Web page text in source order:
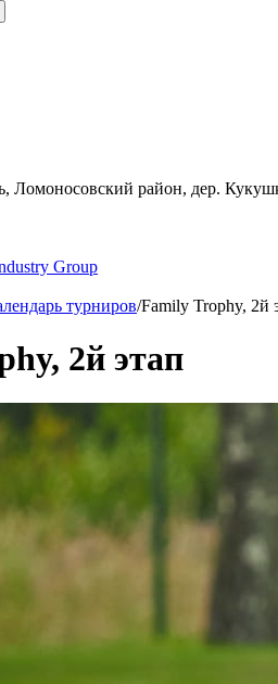
Ломоносовский район, дер.
Group
турниров/Family Trophy, 2й
2й этап